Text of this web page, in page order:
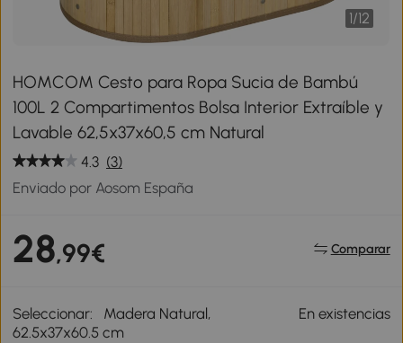
1/12
HOMCOM Cesto para Ropa Sucia de Bambú
100L 2 Compartimentos Bolsa Interior Extraíble y
Lavable 62,5x37x60,5 cm Natural
4.3 (3)
Enviado por Aosom España
28,99€ Comparar
Seleccionar:
Madera Natural,
62.5x37x60.5 cm
En existencias